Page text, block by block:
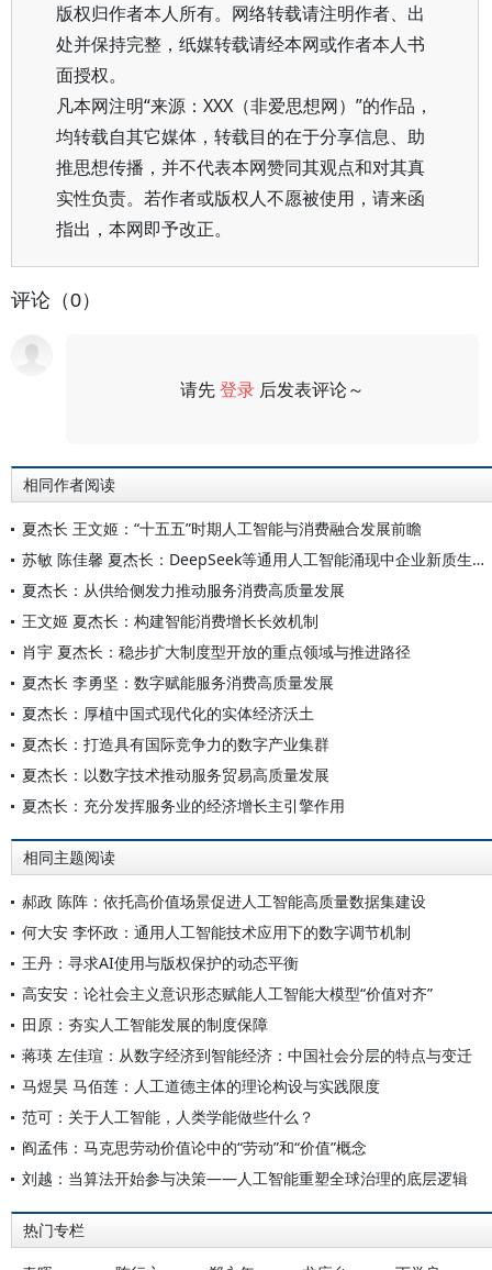
版权归作者本人所有。网络转载请注明作者、出
处并保持完整，纸媒转载请经本网或作者本人书
面授权。
凡本网注明“来源：XXX（非爱思想网）”的作品，
均转载自其它媒体，转载目的在于分享信息、助
推思想传播，并不代表本网赞同其观点和对其真
实性负责。若作者或版权人不愿被使用，请来函
指出，本网即予改正。
评论（0）
请先登录 后发表评论～
相同作者阅读
夏杰长 王文姬：“十五五”时期人工智能与消费融合发展前瞻
苏敏 陈佳馨 夏杰长：DeepSeek等通用人工智能涌现中企业新质生产力的发展路径
夏杰长：从供给侧发力推动服务消费高质量发展
王文姬 夏杰长：构建智能消费增长长效机制
肖宇 夏杰长：稳步扩大制度型开放的重点领域与推进路径
夏杰长 李勇坚：数字赋能服务消费高质量发展
夏杰长：厚植中国式现代化的实体经济沃土
夏杰长：打造具有国际竞争力的数字产业集群
夏杰长：以数字技术推动服务贸易高质量发展
夏杰长：充分发挥服务业的经济增长主引擎作用
相同主题阅读
郝政 陈阵：依托高价值场景促进人工智能高质量数据集建设
何大安 李怀政：通用人工智能技术应用下的数字调节机制
王丹：寻求AI使用与版权保护的动态平衡
高安安：论社会主义意识形态赋能人工智能大模型“价值对齐”
田原：夯实人工智能发展的制度保障
蒋瑛 左佳瑄：从数字经济到智能经济：中国社会分层的特点与变迁
马煜昊 马佰莲：人工道德主体的理论构设与实践限度
范可：关于人工智能，人类学能做些什么？
阎孟伟：马克思劳动价值论中的“劳动”和“价值”概念
刘越：当算法开始参与决策——人工智能重塑全球治理的底层逻辑
热门专栏